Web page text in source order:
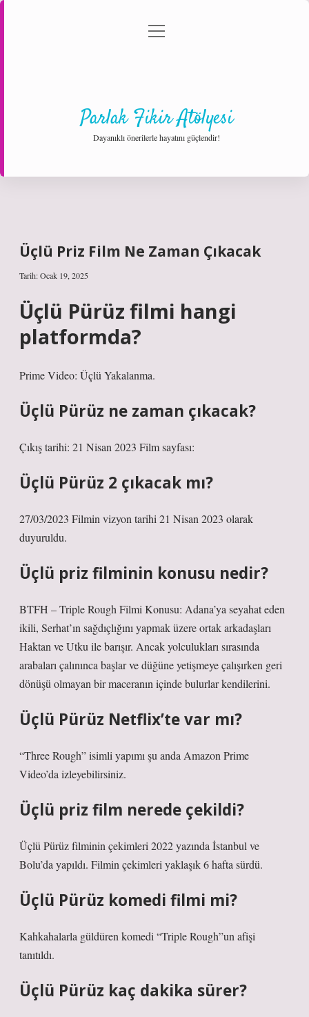
Gizlilik Politikası
menüyü
Parlak Fikir Atölyesi
Dayanıklı önerilerle hayatını güçlendir!
Üçlü Priz Film Ne Zaman Çıkacak
Tarih: Ocak 19, 2025
Üçlü Pürüz filmi hangi
platformda?
Prime Video: Üçlü Yakalanma.
Üçlü Pürüz ne zaman çıkacak?
Çıkış tarihi: 21 Nisan 2023 Film sayfası:
Üçlü Pürüz 2 çıkacak mı?
27/03/2023 Filmin vizyon tarihi 21 Nisan 2023 olarak
duyuruldu.
Üçlü priz filminin konusu nedir?
BTFH – Triple Rough Filmi Konusu: Adana’ya seyahat eden
ikili, Serhat’ın sağdıçlığını yapmak üzere ortak arkadaşları
Haktan ve Utku ile barışır. Ancak yolculukları sırasında
arabaları çalınınca başlar ve düğüne yetişmeye çalışırken geri
dönüşü olmayan bir maceranın içinde bulurlar kendilerini.
Üçlü Pürüz Netflix’te var mı?
“Three Rough” isimli yapımı şu anda Amazon Prime
Video’da izleyebilirsiniz.
Üçlü priz film nerede çekildi?
Üçlü Pürüz filminin çekimleri 2022 yazında İstanbul ve
Bolu’da yapıldı. Filmin çekimleri yaklaşık 6 hafta sürdü.
Üçlü Pürüz komedi filmi mi?
Kahkahalarla güldüren komedi “Triple Rough”un afişi
tanıtıldı.
Üçlü Pürüz kaç dakika sürer?